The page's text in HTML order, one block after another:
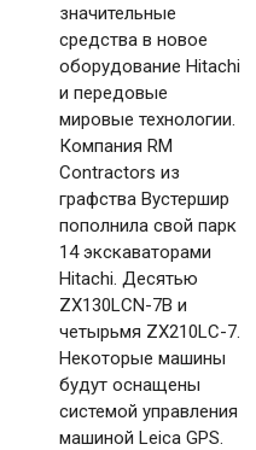
значительные
средства в новое
оборудование Hitachi
и передовые
мировые технологии.
Компания RM
Contractors из
графства Вустершир
пополнила свой парк
14 экскаваторами
Hitachi. Десятью
ZX130LCN-7B и
четырьмя ZX210LC-7.
Некоторые машины
будут оснащены
системой управления
машиной Leica GPS.